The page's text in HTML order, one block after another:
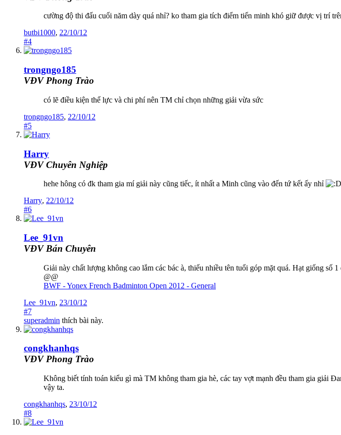
cường độ thi đấu cuối năm dày quá nhỉ? ko tham gia tích điểm tiến minh khó giữ được vị trí
butbi1000, 22/10/12
#4
trongngo185
VĐV Phong Trào
có lẽ điều kiện thể lực và chi phí nên TM chỉ chọn những giải vừa sức
trongngo185, 22/10/12
#5
Harry
VĐV Chuyên Nghiệp
hehe hông có đk tham gia mí giải này cũng tiếc, ít nhất a Minh cũng vào đến tứ kết ấy nhỉ
Harry, 22/10/12
#6
Lee_91vn
VĐV Bán Chuyên
Giải này chất lượng không cao lắm các bác à, thiếu nhiều tên tuổi góp mặt quá. Hạt giống số
@@
BWF - Yonex French Badminton Open 2012 - General
Lee_91vn, 23/10/12
#7
superadmin thích bài này.
congkhanhqs
VĐV Phong Trào
Không biết tính toán kiểu gì mà TM không tham gia hè, các tay vợt mạnh đều tham gia giải
vậy ta.
congkhanhqs, 23/10/12
#8